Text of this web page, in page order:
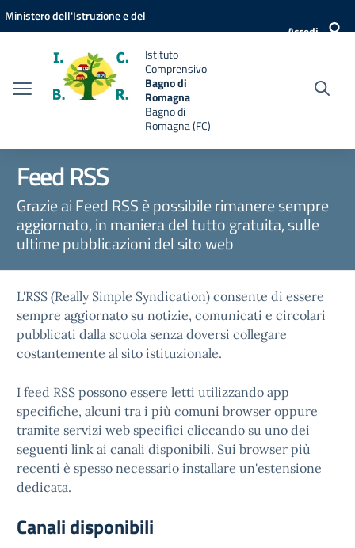
Vai ai contenuti
Vai al menu di navigazione
Vai al footer
Ministero dell'Istruzione e del
Accedi
Istituto
Comprensivo
Bagno di
Romagna
Bagno di
Romagna (FC)
Feed RSS
Grazie ai Feed RSS è possibile rimanere sempre
aggiornato, in maniera del tutto gratuita, sulle
ultime pubblicazioni del sito web
L'RSS (Really Simple Syndication) consente di essere
sempre aggiornato su notizie, comunicati e circolari
pubblicati dalla scuola senza doversi collegare
costantemente al sito istituzionale.
I feed RSS possono essere letti utilizzando app
specifiche, alcuni tra i più comuni browser oppure
tramite servizi web specifici cliccando su uno dei
seguenti link ai canali disponibili. Sui browser più
recenti è spesso necessario installare un'estensione
dedicata.
Canali disponibili